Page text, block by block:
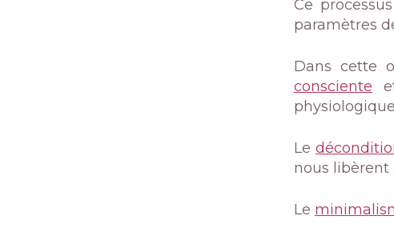
Ce
paramètres
Dans cette
consciente
Le
nous libèrent
Le